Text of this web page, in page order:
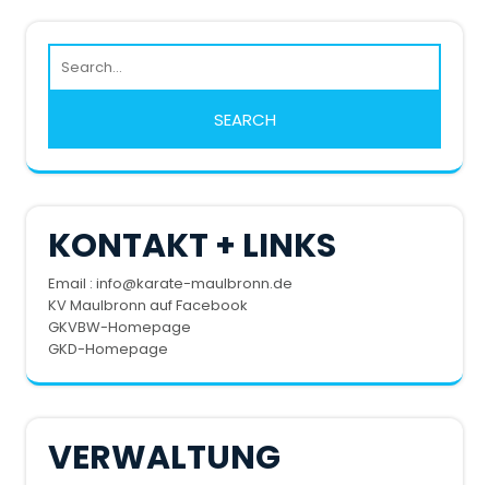
KONTAKT + LINKS
Email : info@karate-maulbronn.de
KV Maulbronn auf Facebook
GKVBW-Homepage
GKD-Homepage
VERWALTUNG